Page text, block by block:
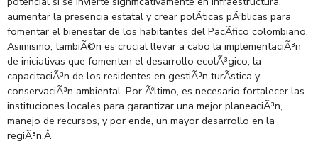
aumentar la presencia estatal y crear polÃ­ticas pÃºblicas para
fomentar el bienestar de los habitantes del PacÃ­fico colombiano.
Asimismo, tambiÃ©n es crucial llevar a cabo la implementaciÃ³n
de iniciativas que fomenten el desarrollo ecolÃ³gico, la
capacitaciÃ³n de los residentes en gestiÃ³n turÃ­stica y
conservaciÃ³n ambiental. Por Ãºltimo, es necesario fortalecer las
instituciones locales para garantizar una mejor planeaciÃ³n,
manejo de recursos, y por ende, un mayor desarrollo en la
regiÃ³n.Â